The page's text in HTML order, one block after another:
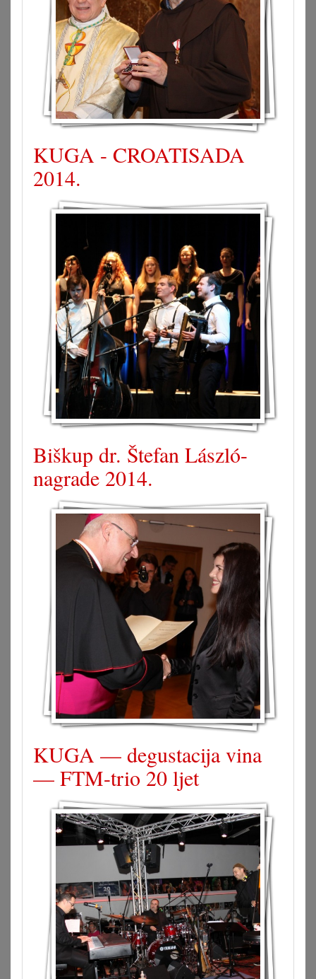
KUGA - CROATISADA
2014.
Biškup dr. Štefan László-
nagrade 2014.
KUGA — degustacija vina
— FTM-trio 20 ljet